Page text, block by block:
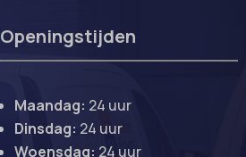
Openingstijden
Maandag: 24 uur
Dinsdag: 24 uur
Woensdag: 24 uur